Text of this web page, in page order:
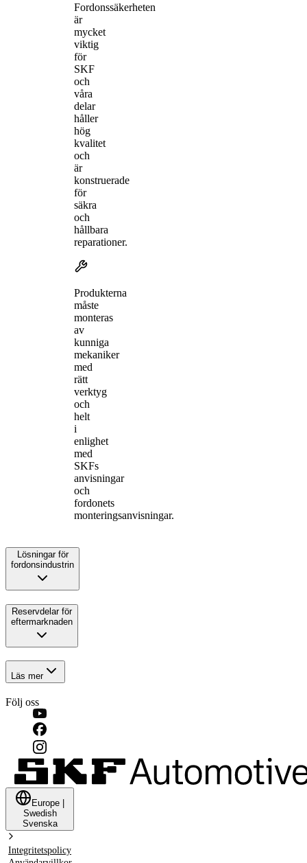
Fordonssäkerheten
är
mycket
viktig
för
SKF
och
våra
delar
håller
hög
kvalitet
och
är
konstruerade
för
säkra
och
hållbara
reparationer.
Produkterna
måste
monteras
av
kunniga
mekaniker
med
rätt
verktyg
och
helt
i
enlighet
med
SKFs
anvisningar
och
fordonets
monteringsanvisningar.
Lösningar för
fordonsindustrin
Reservdelar för
eftermarknaden
Läs mer
Följ oss
Europe
Swedish
Svenska
Integritetspolicy